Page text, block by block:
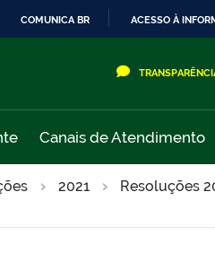
COMUNICA BR ACESSO À
Canais de Atendimento
2021 Resoluções